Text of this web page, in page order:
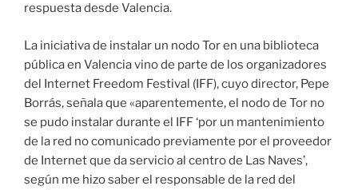
respuesta desde Valencia.
La iniciativa de instalar un nodo Tor en una biblioteca
pública en Valencia vino de parte de los organizadores
del Internet Freedom Festival (IFF), cuyo director, Pepe
Borrás, señala que «aparentemente, el nodo de Tor no
se pudo instalar durante el IFF ‘por un mantenimiento
de la red no comunicado previamente por el proveedor
de Internet que da servicio al centro de Las Naves’,
según me hizo saber el responsable de la red del